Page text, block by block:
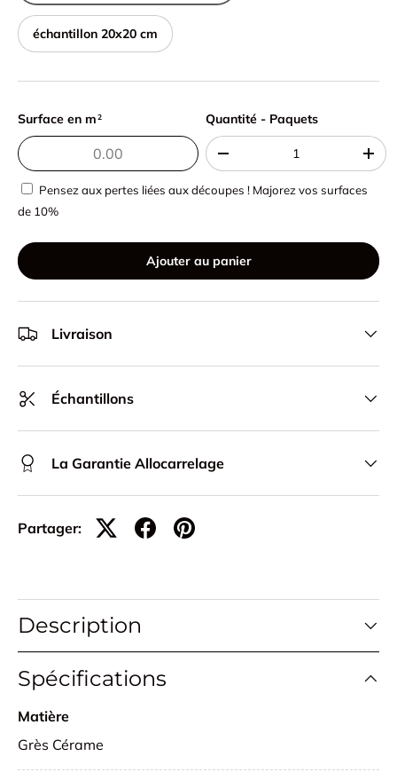
échantillon 20x20 cm
Surface en m 2 Quantité - Paquets
Quantité - Paquets
- +
Pensez aux pertes liées aux découpes ! Majorez vos surfaces
de 10%
Ajouter au panier
Livraison
Échantillons
La Garantie Allocarrelage
Partager:
Description
Spécifications
Matière
Grès Cérame